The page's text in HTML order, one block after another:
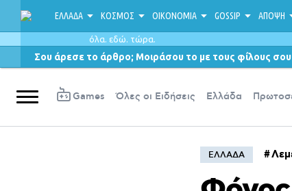
ΕΛΛΑΔΑ ΚΟΣΜΟΣ ΟΙΚΟΝΟΜΙΑ GOSSIP ΑΠΟΨΗ
όλα. εδώ. τώρα.
Σου άρεσε το άρθρο; Μοιράσου το με τους φίλους σου